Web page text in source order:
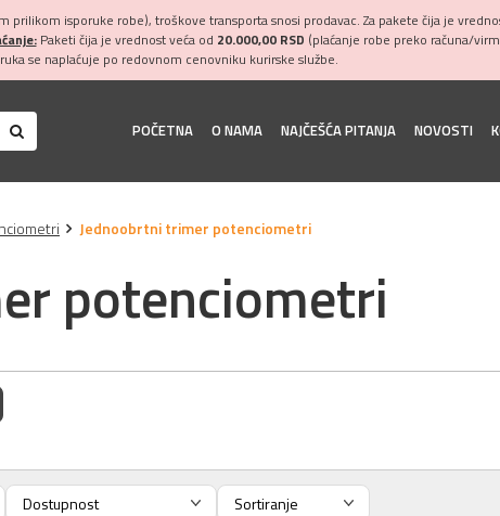
prilikom isporuke robe), troškove transporta snosi prodavac. Za pakete čija je
Paketi čija je vrednost veća od 20.000,00 RSD (plaćanje robe preko računa/
se naplaćuje po redovnom cenovniku kurirske službe.
POČETNA O NAMA NAJČEŠĆA PITANJA NOVOSTI
Jednoobrtni trimer potenciometri
potenciometri